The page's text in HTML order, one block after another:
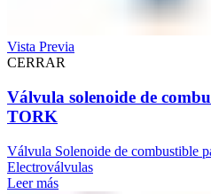
Vista Previa
CERRAR
Válvula solenoide de
TORK
Válvula Solenoide de combustible
Electroválvulas
Leer más